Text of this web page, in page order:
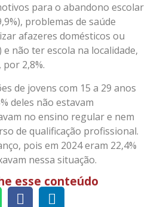
para o abandono escolar
problemas de saúde
afazeres domésticos ou
e não ter escola na localidade,
2,8%.
de jovens com 15 a 29 anos
deles não estavam
no ensino regular e nem
de qualificação profissional.
pois em 2024 eram 22,4%
nessa situação.
esse conteúdo